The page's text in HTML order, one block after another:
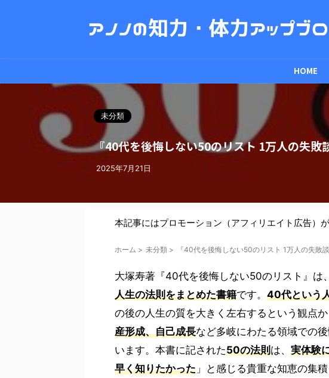
HOME
未分類
『40代を後悔しない50のリスト 1万人の失敗
2025年7月21日
本記事にはプロモーション（アフィリエイト広告）が
ホーム > 未分類 > 『40代を後悔しない50のリスト 1万人の失敗
大塚寿著『40代を後悔しない50のリスト』は、
人生の法則をまとめた書籍です。 40代という
の後の人生の質を大きく左右するという観点か
産形成、自己成長など多岐にわたる領域での
います。本書に記された50の法則は、 実体験
早く知りたかった 」と感じる貴重な知恵の集